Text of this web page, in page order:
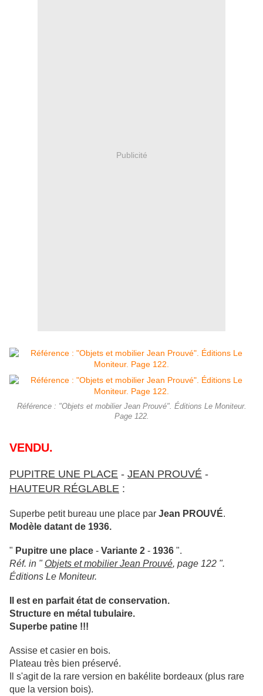
Publicité
Référence : "Objets et mobilier Jean Prouvé". Éditions Le Moniteur.
Page 122.
VENDU.
PUPITRE UNE PLACE - JEAN PROUVÉ -
HAUTEUR RÉGLABLE :
Superbe petit bureau une place par Jean PROUVÉ.
Modèle datant de 1936.
" Pupitre une place - Variante 2 - 1936 ".
Réf. in " Objets et mobilier Jean Prouvé, page 122 ".
Éditions Le Moniteur.
Il est en parfait état de conservation.
Structure en métal tubulaire.
Superbe patine !!!
Assise et casier en bois.
Plateau très bien préservé.
Il s'agit de la rare version en bakélite bordeaux (plus rare
que la version bois).